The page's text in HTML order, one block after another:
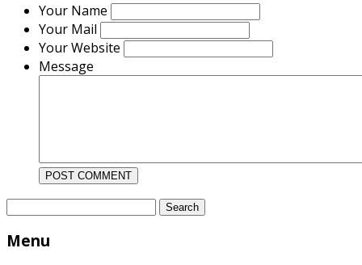
Your Name
Your Mail
Your Website
Message
Search
Menu